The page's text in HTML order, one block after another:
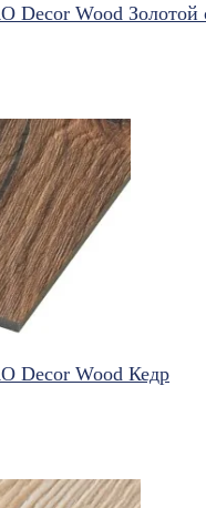
Decor Wood Золотой
Decor Wood Кедр